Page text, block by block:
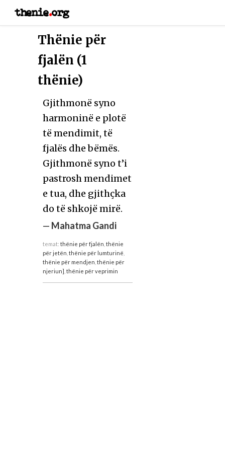
thenie.org
Thënie për
fjalën (1
thënie)
Gjithmonë syno
harmoninë e plotë
të mendimit, të
fjalës dhe bëmës.
Gjithmonë syno t’i
pastrosh mendimet
e tua, dhe gjithçka
do të shkojë mirë.
— Mahatma Gandi
temat: thënie për fjalën thënie
për jetën thënie për lumturinë
thënie për mendjen thënie për
njeriun] thënie për veprimin